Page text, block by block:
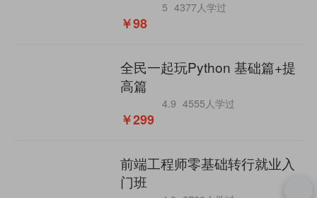
5 4377人学过
￥98
全民一起玩Python 基础篇+提
高篇
4.9 4555人学过
￥299
前端工程师零基础转行就业入
门班